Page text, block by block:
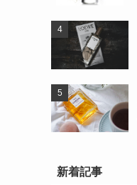
新着記事